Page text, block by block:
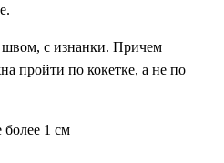
швом, с изнанки. Причем
пройти по кокетке, а не по
более 1 см